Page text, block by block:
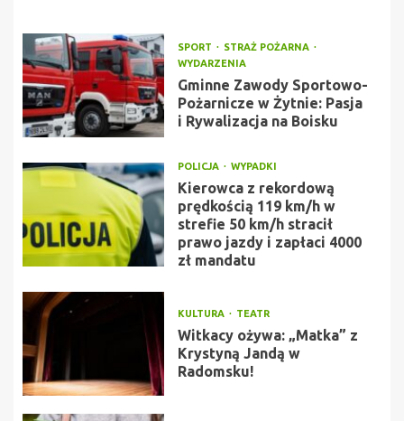
SPORT
STRAŻ POŻARNA
WYDARZENIA
Gminne Zawody Sportowo-
Pożarnicze w Żytnie: Pasja
i Rywalizacja na Boisku
POLICJA WYPADKI
Kierowca z rekordową
prędkością 119 km/h w
strefie 50 km/h stracił
prawo jazdy i zapłaci 4000
zł mandatu
KULTURA TEATR
Witkacy ożywa: „Matka” z
Krystyną Jandą w
Radomsku!